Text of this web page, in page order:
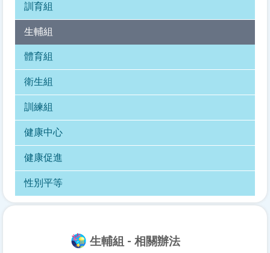
訓育組
生輔組
體育組
衛生組
訓練組
健康中心
健康促進
性別平等
生輔組 - 相關辦法